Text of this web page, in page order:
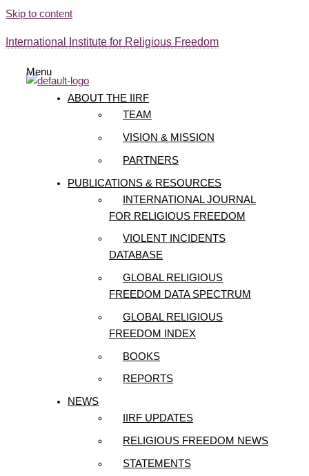
Skip to content
International Institute for Religious Freedom
Menu
ABOUT THE IIRF
TEAM
VISION & MISSION
PARTNERS
PUBLICATIONS & RESOURCES
INTERNATIONAL JOURNAL
FOR RELIGIOUS FREEDOM
VIOLENT INCIDENTS
DATABASE
GLOBAL RELIGIOUS
FREEDOM DATA SPECTRUM
GLOBAL RELIGIOUS
FREEDOM INDEX
BOOKS
REPORTS
NEWS
IIRF UPDATES
RELIGIOUS FREEDOM NEWS
STATEMENTS